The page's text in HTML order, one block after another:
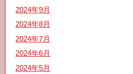
2024年9月
2024年8月
2024年7月
2024年6月
2024年5月